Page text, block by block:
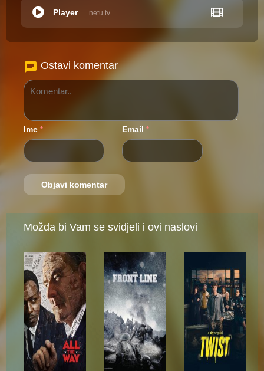
netu.tv
Player
Ostavi komentar
Ime * Email *
Možda bi Vam se svidjeli i ovi naslovi